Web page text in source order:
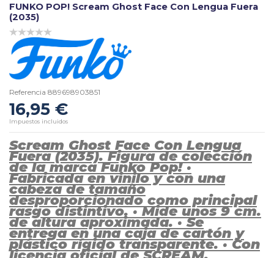
FUNKO POP! Scream Ghost Face Con Lengua Fuera
(2035)
Referencia 889698903851
16,95 €
Impuestos incluidos
Scream Ghost Face Con Lengua
Fuera (2035). Figura de colección
de la marca Funko Pop! ·
Fabricada en vinilo y con una
cabeza de tamaño
desproporcionado como principal
rasgo distintivo. · Mide unos 9 cm.
de altura aproximada. · Se
entrega en una caja de cartón y
plástico rígido transparente. · Con